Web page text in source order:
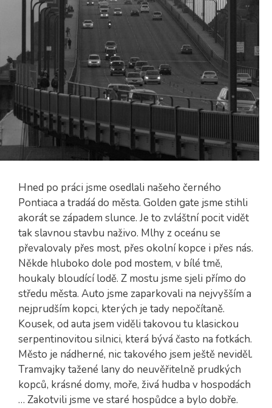
Hned po práci jsme osedlali našeho černého
Pontiaca a tradáá do města. Golden gate jsme stihli
akorát se západem slunce. Je to zvláštní pocit vidět
tak slavnou stavbu naživo. Mlhy z oceánu se
převalovaly přes most, přes okolní kopce i přes nás.
Někde hluboko dole pod mostem, v bílé tmě,
houkaly bloudící lodě. Z mostu jsme sjeli přímo do
středu města. Auto jsme zaparkovali na nejvyšším a
nejprudším kopci, kterých je tady nepočítaně.
Kousek, od auta jsem viděli takovou tu klasickou
serpentinovitou silnici, která bývá často na fotkách.
Město je nádherné, nic takového jsem ještě neviděl.
Tramvajky tažené lany do neuvěřitelně prudkých
kopců, krásné domy, moře, živá hudba v hospodách
… Zakotvili jsme ve staré hospůdce a bylo dobře.